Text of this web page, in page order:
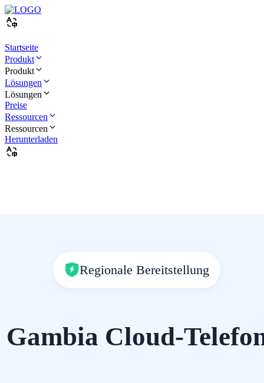
Startseite
Produkt
Produkt
Lösungen
Lösungen
Preise
Ressourcen
Ressourcen
Herunterladen
Regionale Bereitstellung
Gambia Cloud-